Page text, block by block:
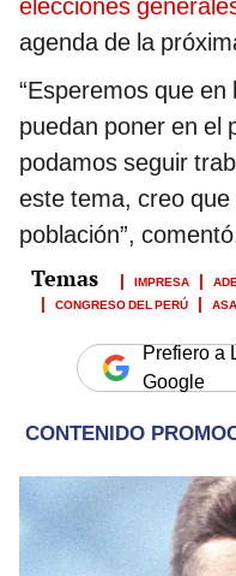
elecciones
agenda de la
“Esperemos que
puedan poner en el
podamos seguir
este tema, creo
población”,
IMPRESA
CONGRESO DEL PERÚ
Prefiero a
Google